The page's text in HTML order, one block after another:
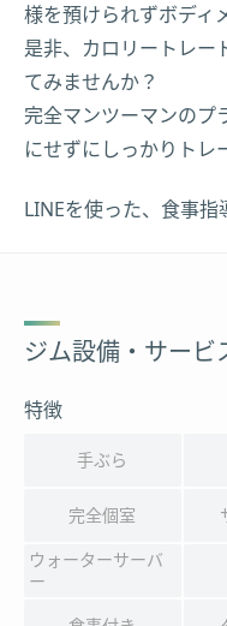
様を預けられずボディ
是非、カロリートレー
てみませんか？
完全マンツーマンのプ
にせずにしっかりトレ
LINEを使った、食事指
ジム設備・サービ
特徴
手ぶら
完全個室
ウォーターサーバ
ー